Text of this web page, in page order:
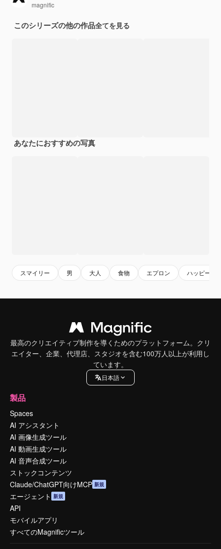
magnific
このシリーズの他の作品全てを見る
あなたにおすすめの写真
スマイリー 男 大人 食物 エプロン ハッピー
最高のクリエイティブ制作を導くためのプラットフォーム。クリ
エイター、企業、代理店、スタジオを含む100万人以上が利用し
ています。
日本語
製品
Spaces
AI アシスタント
AI 画像生成ツール
AI 動画生成ツール
AI 音声合成ツール
ストックコンテンツ
Claude/ChatGPT向けMCP 新規
エージェント 新規
API
モバイルアプリ
すべてのMagnificツール